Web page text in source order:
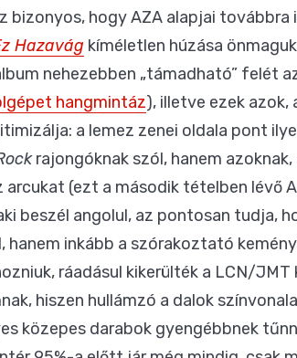
hogy AZA alapjai továbbra
Hazavág kíméletlen húzása
nehezebben „támadható” felét
hangmintáz), illetve ezek
a lemez zenei oldala pont
rajongóknak szól, hanem azoknak,
(ezt a második tételben lévő
beszél angolul, az pontosan tudja,
inkább a szórakoztató
ráadásul kikerülték a LCN/
hiszen hullámzó a dalok
közepes darabok gyengébbnek